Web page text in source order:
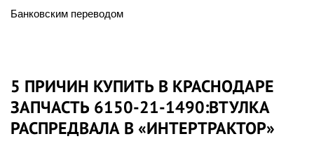
Банковским переводом
5 ПРИЧИН КУПИТЬ В КРАСНОДАРЕ
ЗАПЧАСТЬ 6150-21-1490:ВТУЛКА
РАСПРЕДВАЛА В «ИНТЕРТРАКТОР»